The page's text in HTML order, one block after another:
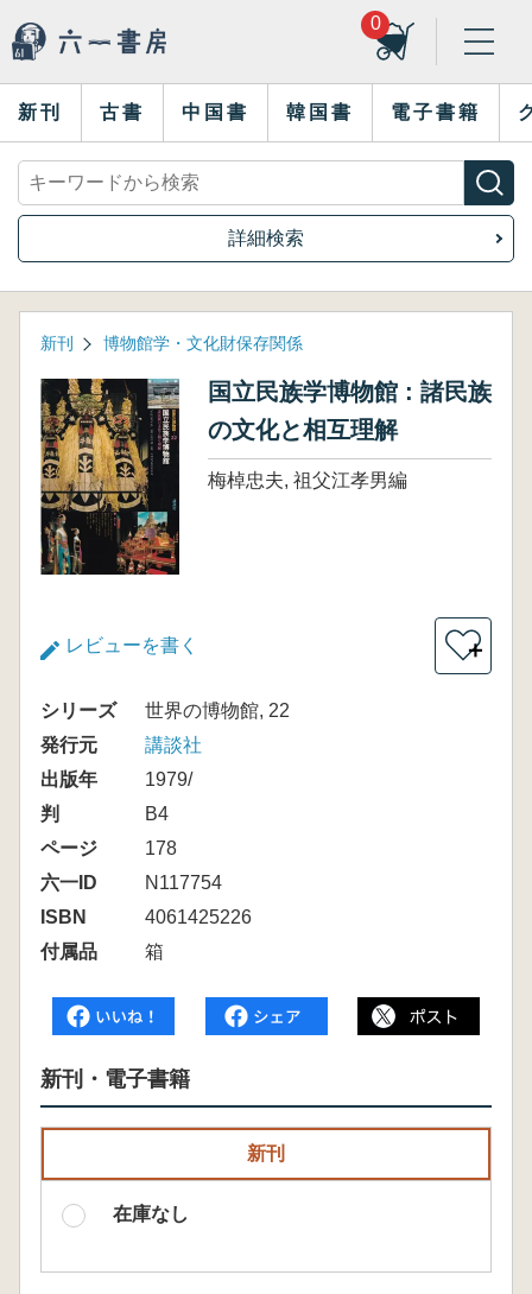
0
新刊 古書 中国書 韓国書 電子書籍
詳細検索
新刊 博物館学・文化財保存関係
国立民族学博物館 : 諸民族
の文化と相互理解
梅棹忠夫, 祖父江孝男編
レビューを書く ＋
シリーズ
世界の博物館, 22
発行元
講談社
出版年
1979/
判
B4
ページ
178
六一ID
N117754
ISBN
4061425226
付属品
箱
新刊・電子書籍
新刊
在庫なし